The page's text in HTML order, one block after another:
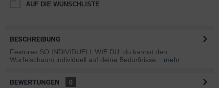
AUF DIE WUNSCHLISTE
BESCHREIBUNG
Features SO INDIVIDUELL WIE DU: du kannst den
Würfelschaum individuell auf deine Bedürfnisse...
mehr
BEWERTUNGEN
0